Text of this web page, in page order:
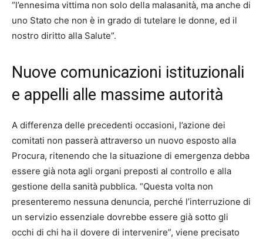
“l’ennesima vittima non solo della malasanità, ma anche di
uno Stato che non è in grado di tutelare le donne, ed il
nostro diritto alla Salute”.
Nuove comunicazioni istituzionali
e appelli alle massime autorità
A differenza delle precedenti occasioni, l’azione dei
comitati non passerà attraverso un nuovo esposto alla
Procura, ritenendo che la situazione di emergenza debba
essere già nota agli organi preposti al controllo e alla
gestione della sanità pubblica. “Questa volta non
presenteremo nessuna denuncia, perché l’interruzione di
un servizio essenziale dovrebbe essere già sotto gli
occhi di chi ha il dovere di intervenire”, viene precisato